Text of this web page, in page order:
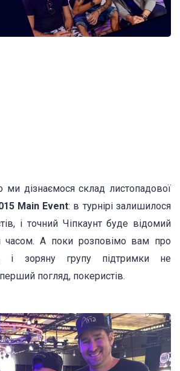
ми дізнаємося склад листопадової
Main Event: в турнірі залишилося
і точний Чіпкаунт буде відомий
А поки розповімо вам про
і зоряну групу підтримки не
погляд, покеристів.